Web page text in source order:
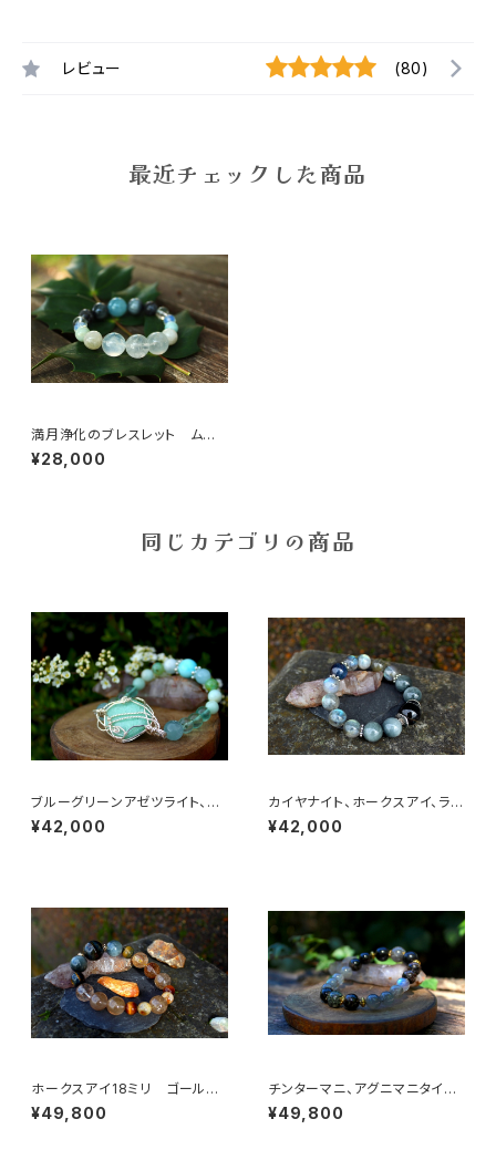
レビュー (80)
最近チェックした商品
満月浄化のブレスレット ムー
ンストーン、アクアマリン、キャッ
ツアイ、ラブラドライト
¥28,000
同じカテゴリの商品
ブルーグリーンアゼツライト、ヘ
ミモルファイト、アマゾナイト
女性性、地球の愛と慈悲、心の
¥42,000
カイヤナイト、ホークスアイ、ラブ
ラドライト 鋭い直感力、決断力、
洞察力を磨き上げる
¥42,000
ホークスアイ18ミリ ゴールデ
ンコパールチル シトリン タイ
ガーズアイ 決断力、直感力、金
¥49,800
チンターマニ、アグニマニタイト、
プレセリ、アストロフィライト
魂の使命、心の望み、目標、啓
¥49,800